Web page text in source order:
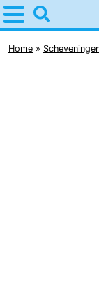
Home
Scheveningen
Home